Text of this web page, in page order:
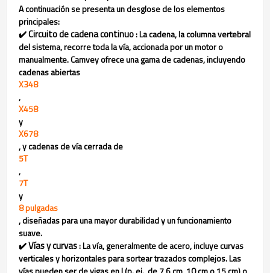
A continuación se presenta un desglose de los elementos
principales:
✔️Circuito de cadena continuo: La cadena, la columna vertebral
del sistema, recorre toda la vía, accionada por un motor o
manualmente. Camvey ofrece una gama de cadenas, incluyendo
cadenas abiertas
X348
,
X458
y
X678
, y cadenas de vía cerrada de
5T
,
7T
y
8 pulgadas
, diseñadas para una mayor durabilidad y un funcionamiento
suave.
✔️Vías y curvas: La vía, generalmente de acero, incluye curvas
verticales y horizontales para sortear trazados complejos. Las